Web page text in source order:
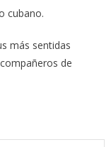
cubano.
más sentidas
de